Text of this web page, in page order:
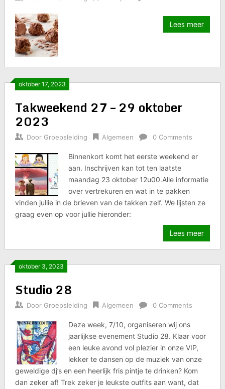
Lees meer
oktober 17, 2023
Takweekend 27 – 29 oktober
2023
Door Groepsleiding Algemeen 0 Comments
Binnenkort komt het eerste weekend er
aan. Inschrijven kan tot ten laatste
maandag 23 oktober 12u00.Alle informatie
over vertrekuren en wat in te pakken
vinden jullie in de brieven van de takken zelf. We lijsten ze
graag even op voor jullie hieronder:
Lees meer
oktober 3, 2023
Studio 28
Door Groepsleiding Algemeen 0 Comments
Deze week, 7/10, organiseren wij ons
jaarlijkse evenement Studio 28. Klaar voor
een leuke avond vol plezier in onze VIP,
lekker te dansen op de muziek van onze
geweldige dj’s en een heerlijk fris pintje te drinken? Kom
dan zeker af! Trek zeker je leukste outfits aan want, dat